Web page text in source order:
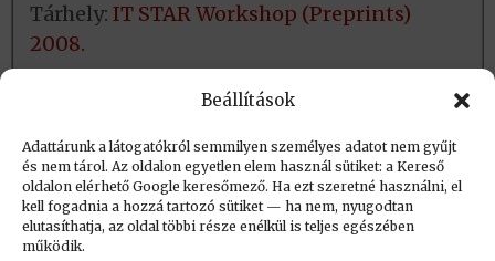
Beállítások
Adattárunk a látogatókról semmilyen személyes adatot nem gyűjt
és nem tárol. Az oldalon egyetlen elem használ sütiket: a Kereső
oldalon elérhető Google keresőmező. Ha ezt szeretné használni, el
kell fogadnia a hozzá tartozó sütiket — ha nem, nyugodtan
elutasíthatja, az oldal többi része enélkül is teljes egészében
működik.
Tárhely: IT STAR Workshop (Preprints)
2008.
Helye: NJSZT
Létrehozva: 2023.04.25. 14:02
Utolsó módosítás: 2023.09.01. 20:48